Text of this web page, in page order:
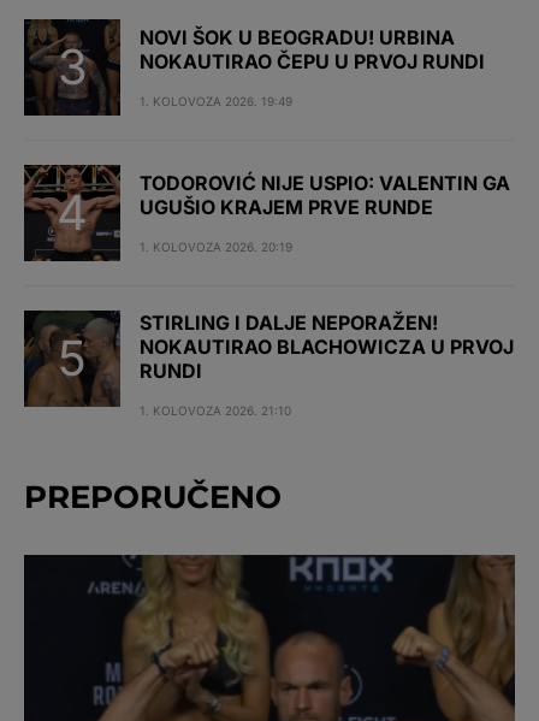
NOVI ŠOK U BEOGRADU! URBINA
NOKAUTIRAO ČEPU U PRVOJ RUNDI
1. KOLOVOZA 2026. 19:49
TODOROVIĆ NIJE USPIO: VALENTIN GA
UGUŠIO KRAJEM PRVE RUNDE
1. KOLOVOZA 2026. 20:19
STIRLING I DALJE NEPORAŽEN!
NOKAUTIRAO BLACHOWICZA U PRVOJ
RUNDI
1. KOLOVOZA 2026. 21:10
PREPORUČENO